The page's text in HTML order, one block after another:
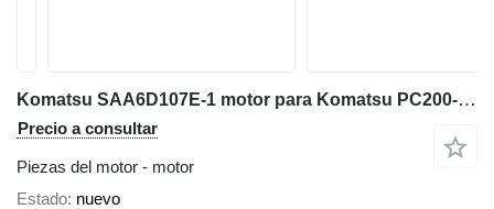
Komatsu SAA6D107E-1 motor para Komatsu PC200-8 PC210-8 PC220-8 PC228USLC-8 PC270-8 excavadora
Precio a consultar
Piezas del motor - motor
Estado nuevo